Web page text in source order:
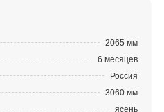
2065 мм
6 месяцев
Россия
3060 мм
ясень